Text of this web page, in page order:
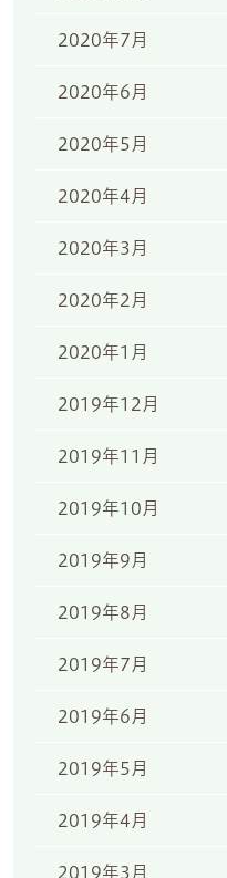
2020年7月
2020年6月
2020年5月
2020年4月
2020年3月
2020年2月
2020年1月
2019年12月
2019年11月
2019年10月
2019年9月
2019年8月
2019年7月
2019年6月
2019年5月
2019年4月
2019年3月